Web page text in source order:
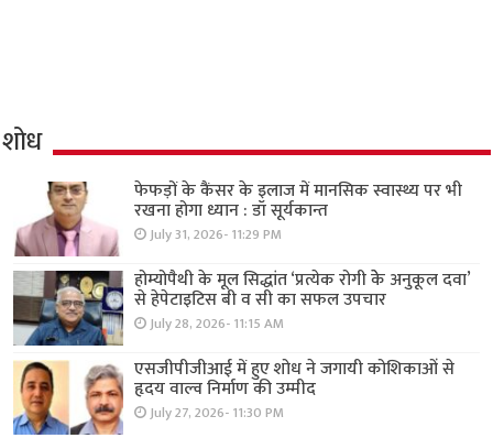
शोध
फेफड़ों के कैंसर के इलाज में मानसिक स्वास्थ्य पर भी
रखना होगा ध्यान : डॉ सूर्यकान्त
July 31, 2026- 11:29 PM
होम्योपैथी के मूल सिद्धांत ‘प्रत्येक रोगी केे अनुकूल दवा’
से हेपेटाइटिस बी व सी का सफल उपचार
July 28, 2026- 11:15 AM
एसजीपीजीआई में हुए शोध ने जगायी कोशिकाओं से
हृदय वाल्व निर्माण की उम्मीद
July 27, 2026- 11:30 PM